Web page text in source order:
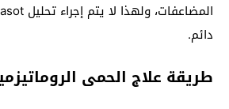
دائم.
طريقة علاج الحمى